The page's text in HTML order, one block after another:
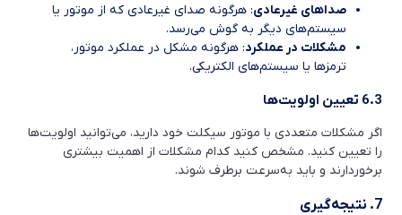
صداهای غیرعادی: هرگونه صدای غیرعادی که از موتور یا
سیستم‌های دیگر به گوش می‌رسد.
مشکلات در عملکرد: هرگونه مشکل در عملکرد موتور،
ترمزها یا سیستم‌های الکتریکی.
6.3 تعیین اولویت‌ها
اگر مشکلات متعددی با موتور سیکلت خود دارید، می‌توانید اولویت‌ها
را تعیین کنید. مشخص کنید کدام مشکلات از اهمیت بیشتری
برخوردارند و باید به‌سرعت برطرف شوند.
7. نتیجه‌گیری